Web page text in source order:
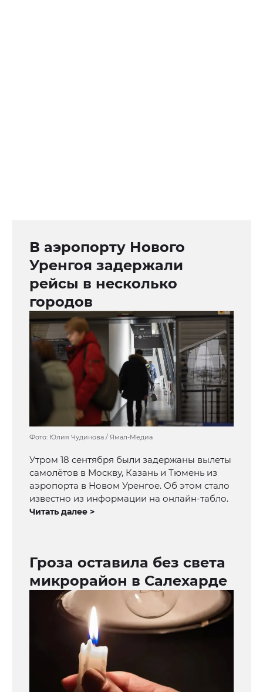
В аэропорту Нового
Уренгоя задержали
рейсы в несколько
городов
Фото: Юлия Чудинова / Ямал-Медиа
Утром 18 сентября были задержаны вылеты
самолётов в Москву, Казань и Тюмень из
аэропорта в Новом Уренгое. Об этом стало
известно из информации на онлайн-табло.
Читать далее >
Гроза оставила без света
микрорайон в Салехарде